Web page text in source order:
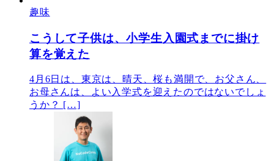
趣味
こうして子供は、小学生入園式までに掛け
算を覚えた
4月6日は、東京は、晴天、桜も満開で、お父さん、
お母さんは、よい入学式を迎えたのではないでしょ
うか？ […]